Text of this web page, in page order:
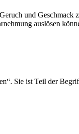
und
auslösen
Sie ist Teil der